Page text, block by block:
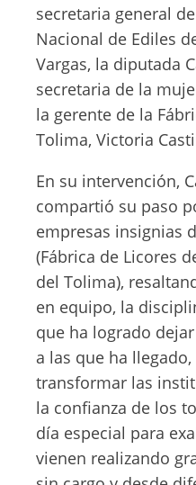
secretaria general
Nacional de Ediles
Vargas, la diputada
secretaria de la
la gerente de la
Tolima, Victoria
En su intervención,
compartió su paso
empresas insignias
(Fábrica de Licores
del Tolima),
en equipo, la
que ha logrado
a las que ha
transformar las
la confianza de los
día especial para
vienen realizando